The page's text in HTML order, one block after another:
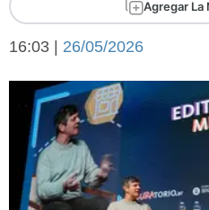
Con
libre
El tiempo
Agregar La
16:03 | 26/05/2026